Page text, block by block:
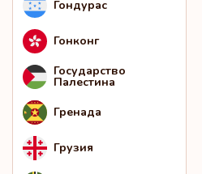
Гондурас
Гонконг
Государство
Палестина
Гренада
Грузия